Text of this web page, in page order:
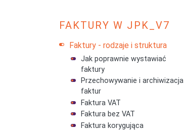
FAKTURY W JPK_V7
Faktury - rodzaje i struktura
Jak poprawnie wystawiać
faktury
Przechowywanie i archiwizacja
faktur
Faktura VAT
Faktura bez VAT
Faktura korygująca